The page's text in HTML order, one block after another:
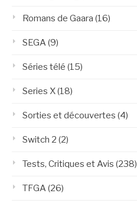
Romans de Gaara (16)
SEGA (9)
Séries télé (15)
Series X(18)
Sorties et découvertes (4)
Switch 2 (2)
Tests, Critiques et Avis (238)
TFGA (26)